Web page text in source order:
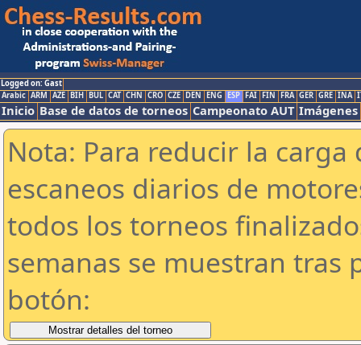
Logged on: Gast
Arabic ARM AZE BIH BUL CAT CHN CRO CZE DEN ENG ESP FAI FIN FRA GER GRE INA
Inicio Base de datos de torneos Campeonato AUT Imágenes
Nota: Para reducir la
escaneos diarios de
todos los torneos
semanas se muestran tras
botón: